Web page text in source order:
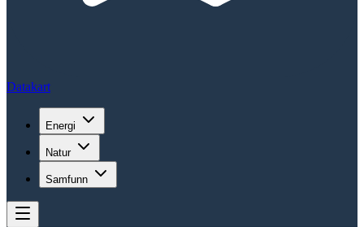
Datakart
Energi
Natur
Samfunn